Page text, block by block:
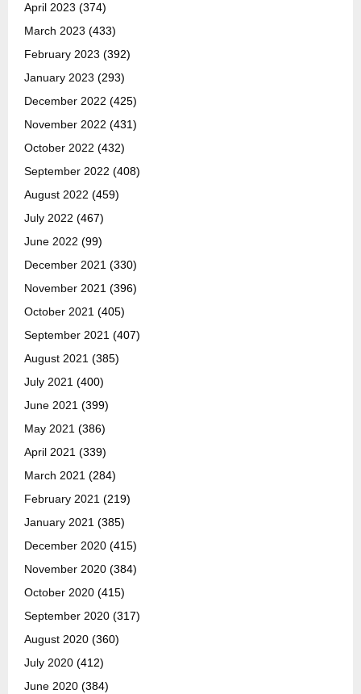
April 2023 (374)
March 2023 (433)
February 2023 (392)
January 2023 (293)
December 2022 (425)
November 2022 (431)
October 2022 (432)
September 2022 (408)
August 2022 (459)
July 2022 (467)
June 2022 (99)
December 2021 (330)
November 2021 (396)
October 2021 (405)
September 2021 (407)
August 2021 (385)
July 2021 (400)
June 2021 (399)
May 2021 (386)
April 2021 (339)
March 2021 (284)
February 2021 (219)
January 2021 (385)
December 2020 (415)
November 2020 (384)
October 2020 (415)
September 2020 (317)
August 2020 (360)
July 2020 (412)
June 2020 (384)